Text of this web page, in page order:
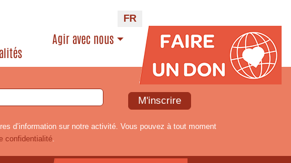
FR
Agir avec nous
d’information sur notre activité. Vous pouvez à tout moment
confidentialité.